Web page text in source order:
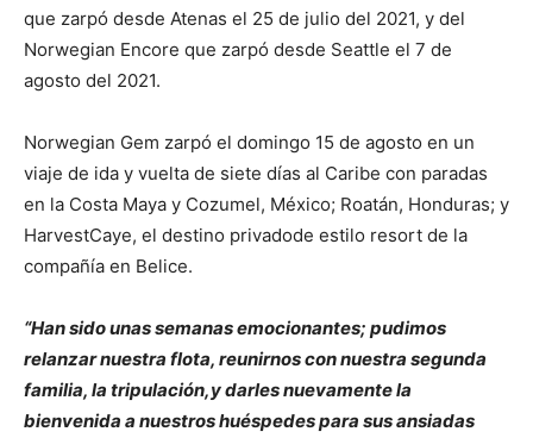
que zarpó desde Atenas el 25 de julio del 2021, y del
Norwegian Encore que zarpó desde Seattle el 7 de
agosto del 2021.
Norwegian Gem zarpó el domingo 15 de agosto en un
viaje de ida y vuelta de siete días al Caribe con paradas
en la Costa Maya y Cozumel, México; Roatán, Honduras; y
HarvestCaye, el destino privadode estilo resort de la
compañía en Belice.
“Han sido unas semanas emocionantes; pudimos
relanzar nuestra flota, reunirnos con nuestra segunda
familia, la tripulación,y darles nuevamente la
bienvenida a nuestros huéspedes para sus ansiadas